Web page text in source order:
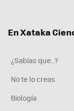
En Xataka
¿Sabías que...?
No te lo creas
Biología